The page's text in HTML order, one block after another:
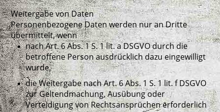
Weitergabe von Daten
Personenbezogene Daten werden nur an Dritte
übermittelt, wenn
nach Art. 6 Abs. 1 S. 1 lit. a DSGVO durch die
betroffene Person ausdrücklich dazu eingewilligt
wurde,
die Weitergabe nach Art. 6 Abs. 1 S. 1 lit. f DSGVO
zur Geltendmachung, Ausübung oder
Verteidigung von Rechtsansprüchen erforderlich